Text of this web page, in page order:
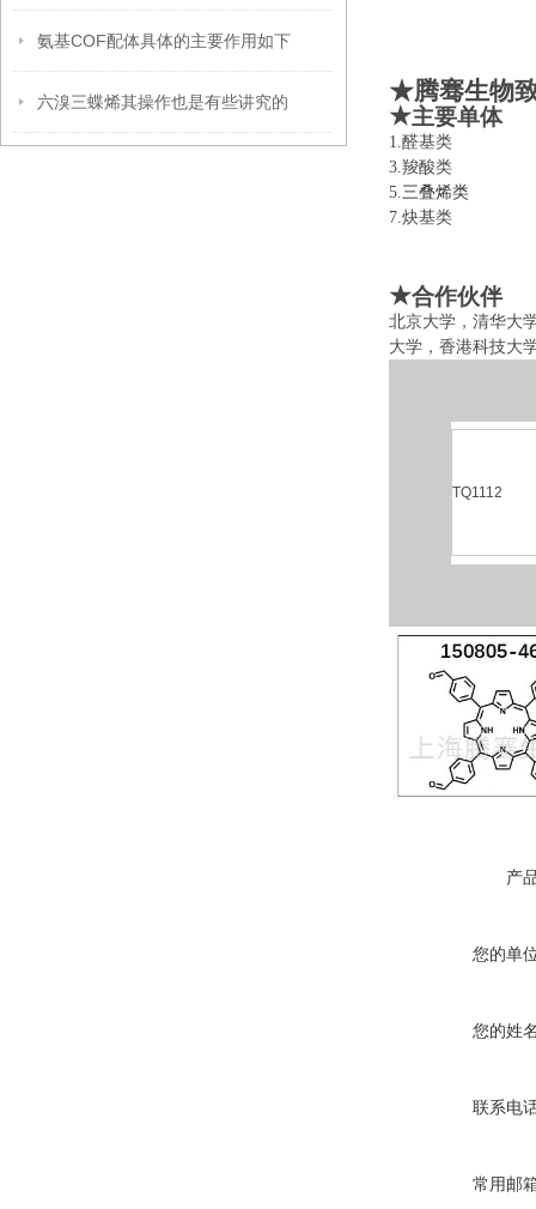
氨基COF配体具体的主要作用如下
六溴三蝶烯其操作也是有些讲究的
★腾骞生物
★主要单体
1.醛基
3.羧酸
5.三叠烯类
7.炔基类
★合作伙伴
北京大学，清华大
大学，香港科技大
TQ1112
产
您的单
您的姓
联系电
常用邮